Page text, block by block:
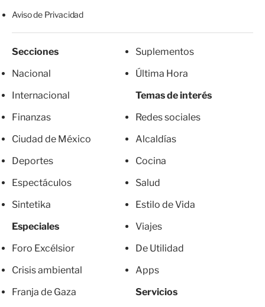
Aviso de Privacidad
Secciones
Nacional
Internacional
Finanzas
Ciudad de México
Deportes
Espectáculos
Sintetika
Especiales
Foro Excélsior
Crisis ambiental
Franja de Gaza
Suplementos
Última Hora
Temas de interés
Redes sociales
Alcaldías
Cocina
Salud
Estilo de Vida
Viajes
De Utilidad
Apps
Servicios